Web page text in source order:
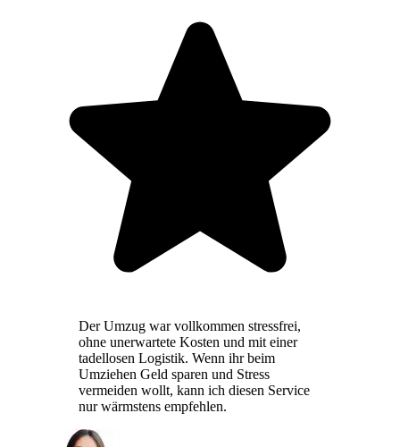
Der Umzug war vollkommen stressfrei,
ohne unerwartete Kosten und mit einer
tadellosen Logistik. Wenn ihr beim
Umziehen Geld sparen und Stress
vermeiden wollt, kann ich diesen Service
nur wärmstens empfehlen.